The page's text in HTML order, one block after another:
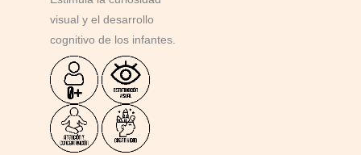
visual y el desarrollo
cognitivo de los infantes.